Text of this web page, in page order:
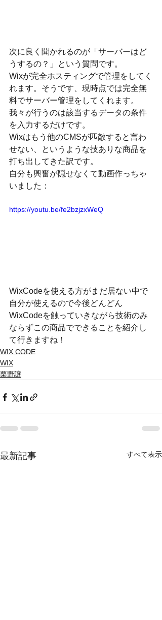
次に良く聞かれるのが「サーバーはど
うするの？」という質問です。
Wixが完全ホスティングで管理をしてく
れます。そうです、現時点では完全無
料でサーバー管理をしてくれます。
我々が行うのは該当するデータの条件
を入力するだけです。
Wixはもう他のCMSが匹敵すると言わ
せない、というような技ありな商品を
打ち出してきた訳です。
自分も興奮が隠せなくて動画作っちゃ
いました：
https://youtu.be/fe2bzjzxWeQ
WixCodeを使える方がまだ居ない中で
自分が使えるので今後どんどん
WixCodeを触っていきながら技術のみ
ならずこの商品でできることを紹介し
て行きますね！
WIX CODE
WIX
栗野譲
最新記事 すべて表示